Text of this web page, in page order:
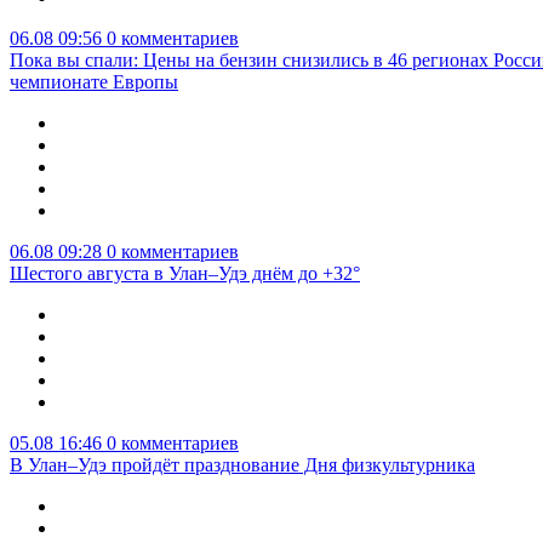
06.08 09:56 0 комментариев
Пока вы спали: Цены на бензин снизились в 46 регионах
чемпионате Европы
06.08 09:28 0 комментариев
Шестого августа в Улан–Удэ днём до +32°
05.08 16:46 0 комментариев
В Улан–Удэ пройдёт празднование Дня физкультурника